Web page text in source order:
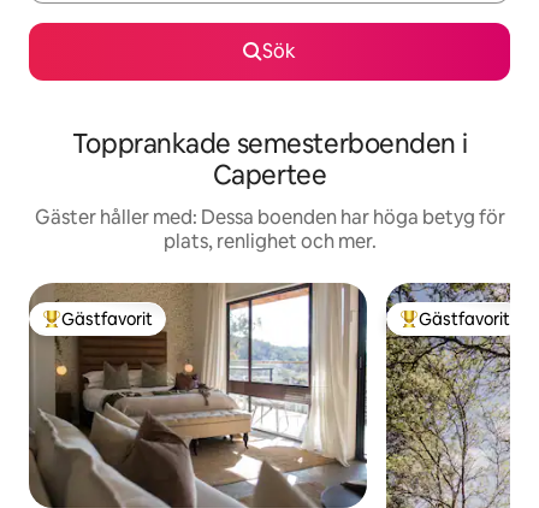
Sök
Topprankade semesterboenden i
Capertee
Gäster håller med: Dessa boenden har höga betyg för
plats, renlighet och mer.
Populär gästfavorit
Gästfavorit Populär
Gästfavorit